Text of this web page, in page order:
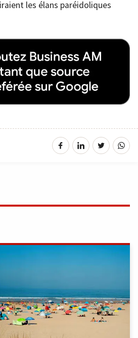
les élans paréidoliques